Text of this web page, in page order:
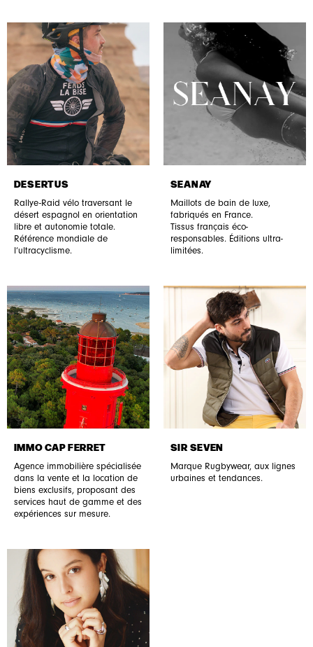
DESERTUS
Rallye-Raid vélo traversant le
désert espagnol en orientation
libre et autonomie totale.
Référence mondiale de
l’ultracyclisme.
SEANAY
Maillots de bain de luxe,
fabriqués en France.
Tissus français éco-
responsables. Éditions ultra-
limitées.
IMMO CAP FERRET
Agence immobilière spécialisée
dans la vente et la location de
biens exclusifs, proposant des
services haut de gamme et des
expériences sur mesure.
SIR SEVEN
Marque Rugbywear, aux lignes
urbaines et tendances.